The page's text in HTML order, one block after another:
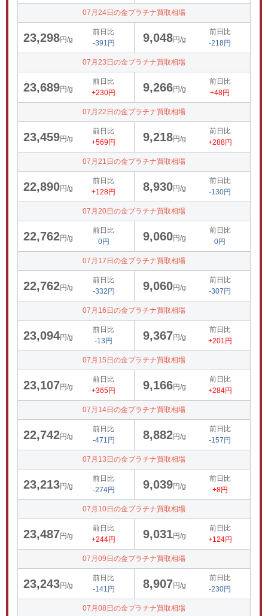
07月24日の金プラチナ買取相場
23,298円/g
前日比
-391円
9,048円/g
前日比
-218円
07月23日の金プラチナ買取相場
23,689円/g
前日比
+230円
9,266円/g
前日比
+48円
07月22日の金プラチナ買取相場
23,459円/g
前日比
+569円
9,218円/g
前日比
+288円
07月21日の金プラチナ買取相場
22,890円/g
前日比
+128円
8,930円/g
前日比
-130円
07月20日の金プラチナ買取相場
22,762円/g
前日比
0円
9,060円/g
前日比
0円
07月17日の金プラチナ買取相場
22,762円/g
前日比
-332円
9,060円/g
前日比
-307円
07月16日の金プラチナ買取相場
23,094円/g
前日比
-13円
9,367円/g
前日比
+201円
07月15日の金プラチナ買取相場
23,107円/g
前日比
+365円
9,166円/g
前日比
+284円
07月14日の金プラチナ買取相場
22,742円/g
前日比
-471円
8,882円/g
前日比
-157円
07月13日の金プラチナ買取相場
23,213円/g
前日比
-274円
9,039円/g
前日比
+8円
07月10日の金プラチナ買取相場
23,487円/g
前日比
+244円
9,031円/g
前日比
+124円
07月09日の金プラチナ買取相場
23,243円/g
前日比
-141円
8,907円/g
前日比
-230円
07月08日の金プラチナ買取相場